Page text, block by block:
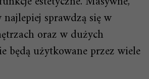
najlepiej sprawdzą się w
oraz w dużych
będą użytkowane przez wiele